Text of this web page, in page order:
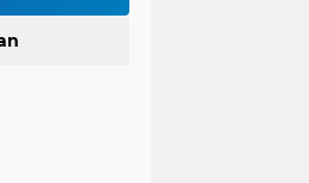
KKN UNDIP Edukasi Warga Desa Dalangan Bangun Keluarga Harmonis dan Cegah KDRT